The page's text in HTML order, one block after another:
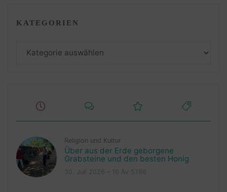
KATEGORIEN
Kategorien
Religion und Kultur
Über aus der Erde geborgene
Grabsteine und den besten Honig